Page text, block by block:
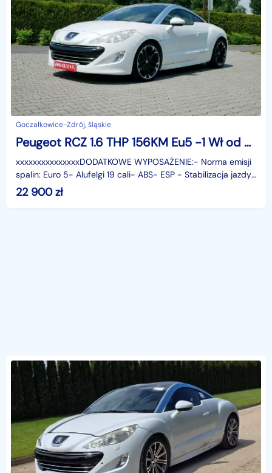
Goczałkowice-Zdrój, śląskie
Peugeot RCZ 1.6 THP 156KM Eu5 -1 Wł od 4 lat -Zobacz
xxxxxxxxxxxxxxxDODATKOWE WYPOSAŻENIE:- Norma emisji
spalin: Euro 5- Alufelgi 19 cali- ABS- ESP - Stabilizacja jazdy-
ASR - Kontrola trakcji- Tempomat- Limiter p
22 900zł